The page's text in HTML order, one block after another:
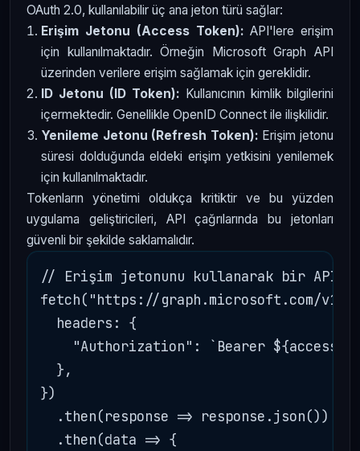
OAuth 2.0, kullanılabilir üç ana jeton türü sağlar:
Erişim Jetonu (Access Token): API'lere erişim
için kullanılmaktadır. Örneğin Microsoft Graph API
üzerinden verilere erişim sağlamak için gereklidir.
ID Jetonu (ID Token): Kullanıcının kimlik bilgilerini
içermektedir. Genellikle OpenID Connect ile ilişkilidir.
Yenileme Jetonu (Refresh Token): Erişim jetonu
süresi dolduğunda eldeki erişim yetkisini yenilemek
için kullanılmaktadır.
Tokenların yönetimi oldukça kritiktir ve bu yüzden
uygulama geliştiricileri, API çağrılarında bu jetonları
güvenli bir şekilde saklamalıdır.
// Erişim jetonunu kullanarak bir API
fetch("https://graph.microsoft.com/
  headers: {
"Authorization": `Bearer
  },
})
  .then(response => response.json())
  .then(data => {